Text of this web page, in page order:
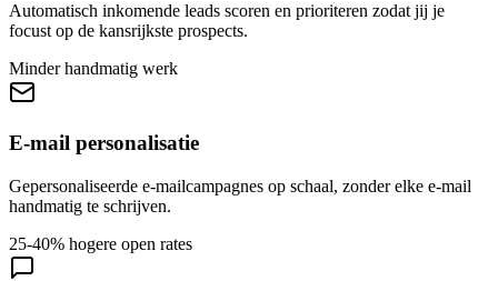
Automatisch inkomende leads scoren en prioriteren zodat jij je
focust op de kansrijkste prospects.
Minder handmatig werk
E-mail personalisatie
Gepersonaliseerde e-mailcampagnes op schaal, zonder elke e-mail
handmatig te schrijven.
25-40% hogere open rates